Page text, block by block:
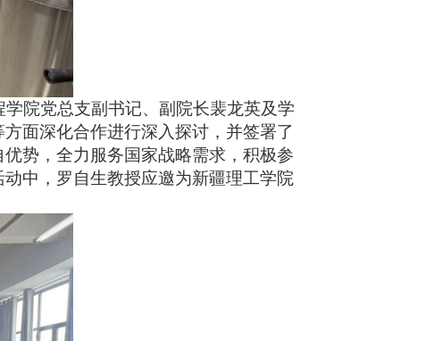
院党总支副书记、副院长裴龙英及学
面深化合作进行深入探讨，并签署了
势，全力服务国家战略需求，积极参
中，罗自生教授应邀为新疆理工学院